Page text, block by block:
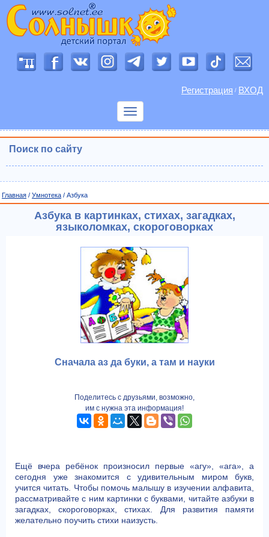
Регистрация / ВХОД
Показать
Поиск по сайту
Главная / Умнотека / Азбука
Азбука в картинках, стихах, загадках,
языколомках, скороговорках
Сначала аз да буки, а там и науки
Поделитесь с друзьями, возможно,
им с нужна эта информация!
Ещё вчера ребёнок произносил первые «агу», «ага», а
сегодня уже знакомится с удивительным миром букв,
учится читать. Чтобы помочь малышу в изучении алфавита,
рассматривайте с ним картинки с буквами, читайте азбуки в
загадках, скороговорках, стихах. Для развития памяти
желательно поучить стихи наизусть.